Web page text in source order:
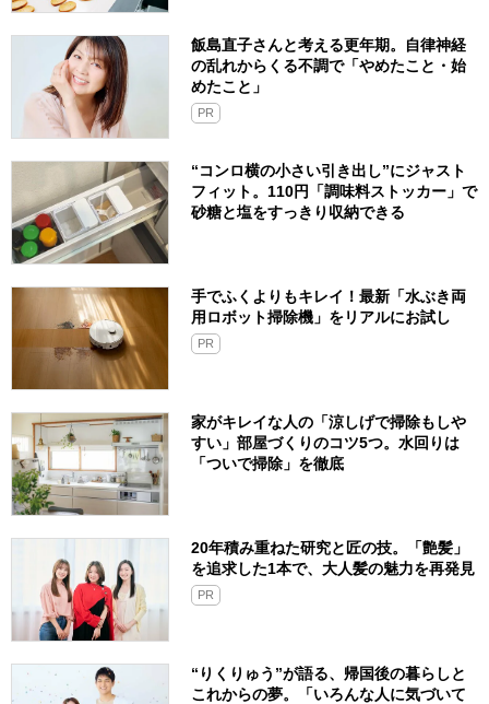
飯島直子さんと考える更年期。自律神経
の乱れからくる不調で「やめたこと・始
めたこと」
PR
“コンロ横の小さい引き出し”にジャスト
フィット。110円「調味料ストッカー」で
砂糖と塩をすっきり収納できる
手でふくよりもキレイ！最新「水ぶき両
用ロボット掃除機」をリアルにお試し
PR
家がキレイな人の「涼しげで掃除もしや
すい」部屋づくりのコツ5つ。水回りは
「ついで掃除」を徹底
20年積み重ねた研究と匠の技。「艶髪」
を追求した1本で、大人髪の魅力を再発見
PR
“りくりゅう”が語る、帰国後の暮らしと
これからの夢。「いろんな人に気づいて